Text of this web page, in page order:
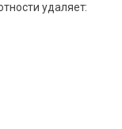
удаляет: